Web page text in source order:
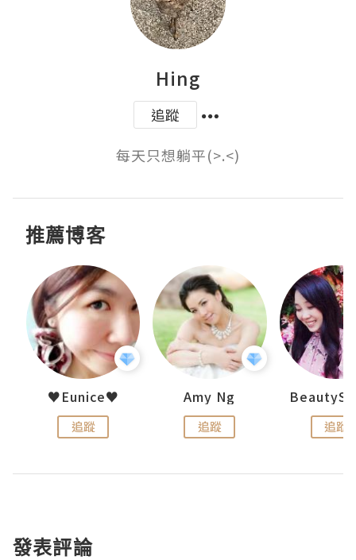
Hing
追蹤
每天只想躺平(>.<)
推薦博客
♥Eunice♥
追蹤
Amy Ng
追蹤 追蹤
發表評論